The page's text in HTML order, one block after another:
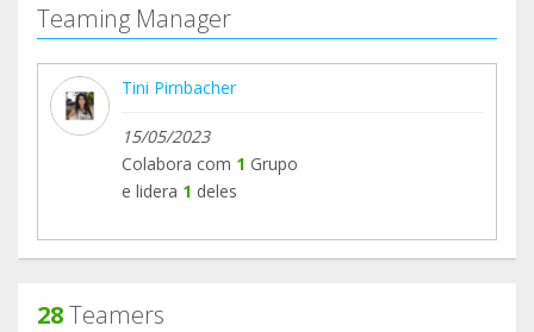
Teaming Manager
Tini Pirnbacher
15/05/2023
Colabora com 1 Grupo
e lidera 1 deles
28Teamers